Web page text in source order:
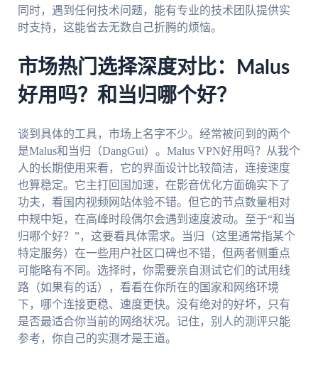
同时，遇到任何技术问题，能有专业的技术团队提供实
时支持，这能省去无数自己折腾的烦恼。
市场热门选择深度对比：Malus
好用吗？和当归哪个好？
谈到具体的工具，市场上名字不少。经常被问到的两个
是Malus和当归（DangGui）。Malus VPN好用吗？从我个
人的长期使用来看，它的界面设计比较简洁，连接速度
也算稳定。它主打回国加速，在影音优化方面确实下了
功夫，看国内视频网站体验不错。但它的节点数量相对
中规中矩，在高峰时段偶尔会遇到速度波动。至于“和当
归哪个好？”，这要看具体需求。当归（这里通常指某个
特定服务）在一些用户社区口碑也不错，但两者侧重点
可能略有不同。选择时，你需要亲自测试它们的试用线
路（如果有的话），看看在你所在的国家和网络环境
下，哪个连接更稳、速度更快。没有绝对的好坏，只有
是否最适合你当前的网络状况。记住，别人的测评只能
参考，你自己的实测才是王道。